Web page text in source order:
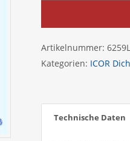
Artikelnummer:
Kategorien: ICOR
Technische Daten